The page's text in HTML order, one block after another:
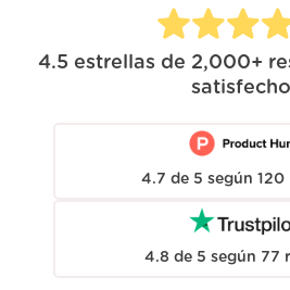
4.5 estrellas de 2,000+
4.7 de 5 según 120
4.8 de 5 según 77